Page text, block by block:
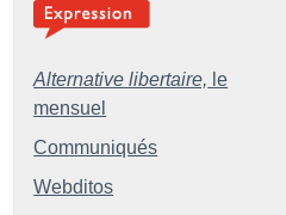
Alternative libertaire, le
mensuel
Communiqués
Webditos